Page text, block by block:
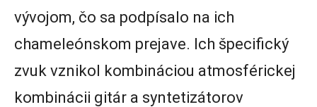
vývojom, čo sa podpísalo na ich
chameleónskom prejave. Ich špecifický
zvuk vznikol kombináciou atmosférickej
kombinácii gitár a syntetizátorov